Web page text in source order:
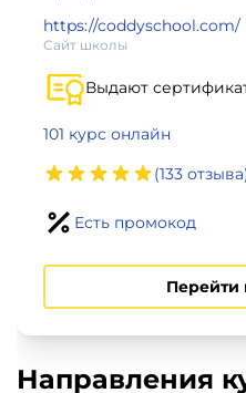
https://coddyschool.com/
Сайт школы
Выдают
101 курс онлайн
(133
Есть промокод
Перейти
Направления
аудио
Маркетинг
язык
Для
детей
Красота,